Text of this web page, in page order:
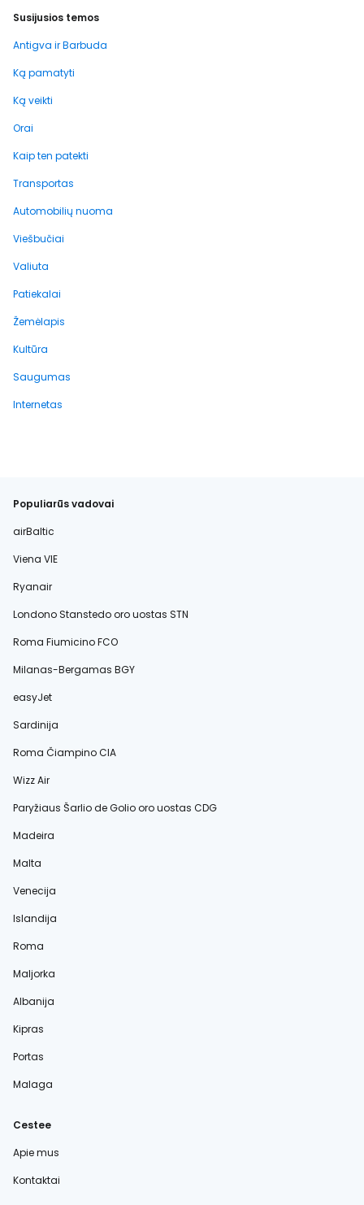
Susijusios temos
Antigva ir Barbuda
Ką pamatyti
Ką veikti
Orai
Kaip ten patekti
Transportas
Automobilių nuoma
Viešbučiai
Valiuta
Patiekalai
Žemėlapis
Kultūra
Saugumas
Internetas
Populiarūs vadovai
airBaltic
Viena VIE
Ryanair
Londono Stanstedo oro uostas STN
Roma Fiumicino FCO
Milanas-Bergamas BGY
easyJet
Sardinija
Roma Čiampino CIA
Wizz Air
Paryžiaus Šarlio de Golio oro uostas CDG
Madeira
Malta
Venecija
Islandija
Roma
Maljorka
Albanija
Kipras
Portas
Malaga
Cestee
Apie mus
Kontaktai